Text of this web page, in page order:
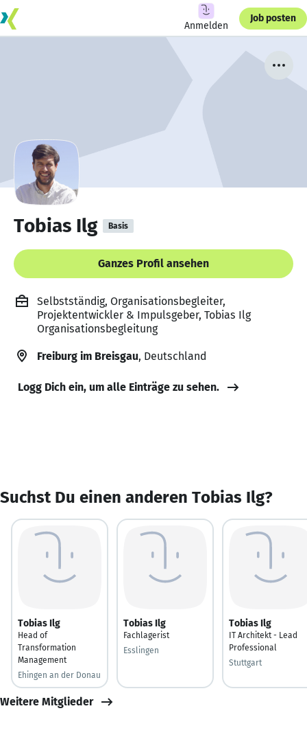
Anmelden
Job posten
Tobias Ilg Basis
Ganzes Profil ansehen
Selbstständig, Organisationsbegleiter,
Projektentwickler & Impulsgeber, Tobias Ilg
Organisationsbegleitung
Freiburg im Breisgau, Deutschland
Logg Dich ein, um alle Einträge zu sehen.
Suchst Du einen anderen Tobias Ilg?
Tobias Ilg
Head of
Transformation
Management
Ehingen an der Donau
Tobias Ilg
Fachlagerist
Esslingen
Tobias Ilg
IT Architekt - Lead
Professional
Stuttgart
Weitere Mitglieder